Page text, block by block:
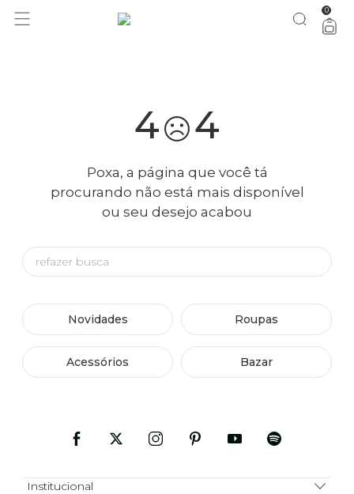
você merece 30% OFF pra comemorar com a gente aproveita! 0
4 4
Poxa, a página que você tá
procurando não está mais disponível
ou seu desejo acabou
Novidades Roupas
Acessórios Bazar
Institucional